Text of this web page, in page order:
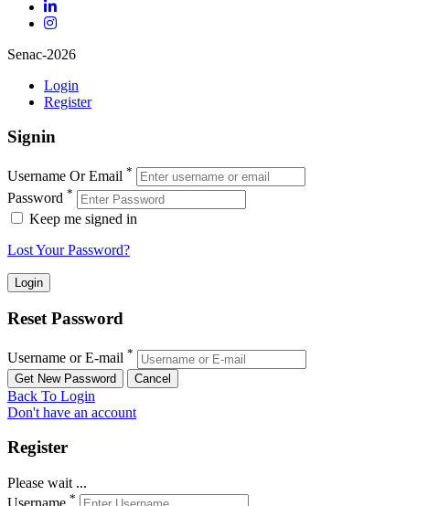
Senac-2026
Login
Register
Signin
Username Or Email *
Password *
Keep me signed in
Lost Your Password?
Reset Password
Username or E-mail *
Back To Login
Don't have an account
Register
Please wait ...
*